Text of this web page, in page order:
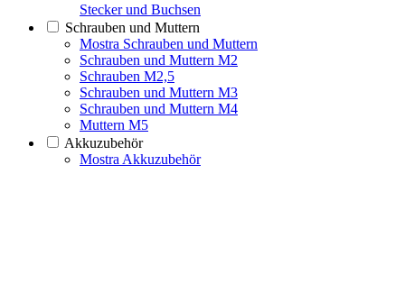
Stecker und Buchsen
Schrauben und Muttern
Mostra Schrauben und Muttern
Schrauben und Muttern M2
Schrauben M2,5
Schrauben und Muttern M3
Schrauben und Muttern M4
Muttern M5
Akkuzubehör
Mostra Akkuzubehör